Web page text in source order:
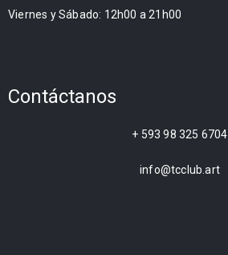
Viernes y Sábado: 12h00 a 21h00
Contáctanos
+ 593 98 325 6704
info@tcclub.art